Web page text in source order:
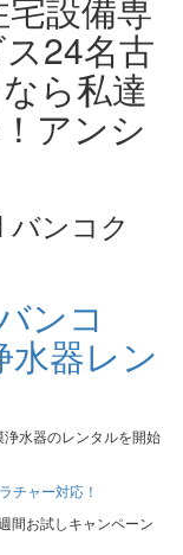
バンコク
ンコ
水器レン
水器のレンタルを開始
間お試しキャンペーン